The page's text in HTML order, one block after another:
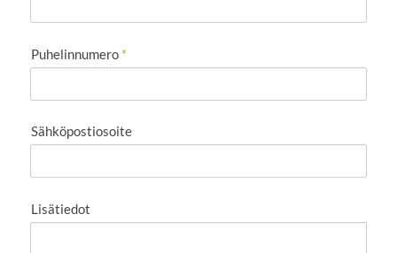
Puhelinnumero *
Sähköpostiosoite
Lisätiedot